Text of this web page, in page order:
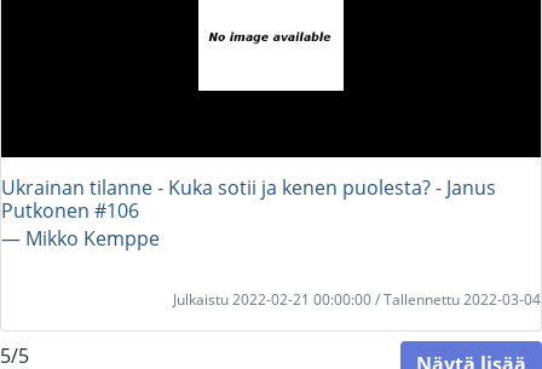
Ukrainan tilanne - Kuka sotii ja kenen puolesta? - Janus
Putkonen #106
― Mikko Kemppe
Julkaistu 2022-02-21 00:00:00 / Tallennettu 2022-03-04
5/5